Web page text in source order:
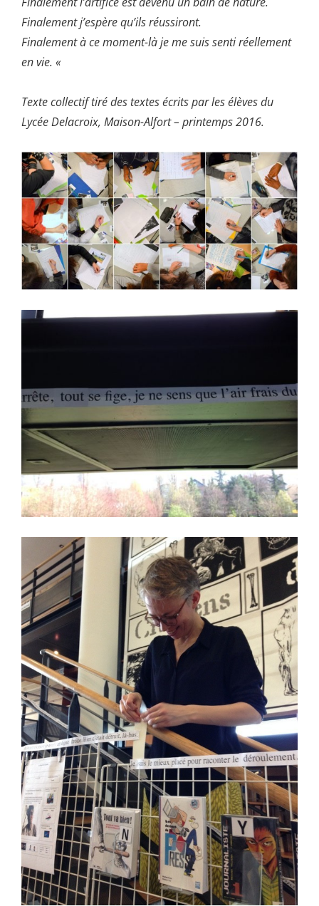
Finalement j’espère qu’ils réussiront.
Finalement à ce moment-là je me suis senti réellement
en vie. «
Texte collectif tiré des textes écrits par les élèves du
Lycée Delacroix, Maison-Alfort – printemps 2016.